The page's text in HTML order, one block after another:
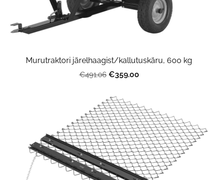
Murutraktori järelhaagist/kallutuskäru, 600 kg
€491.06 €359.00